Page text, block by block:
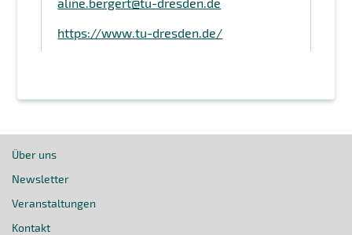
https://www.tu-dresden.de/
Über uns
Newsletter
Veranstaltungen
Kontakt